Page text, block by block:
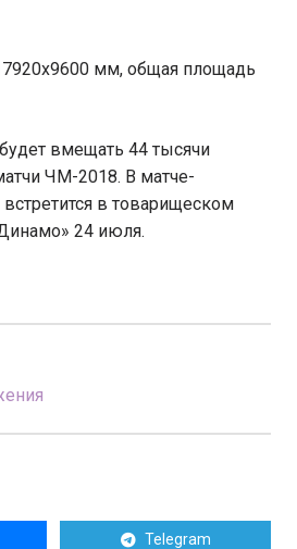
мм, общая площадь
вмещать 44 тысячи
ЧМ-2018. В матче-
в товарищеском
24 июля.
Telegram